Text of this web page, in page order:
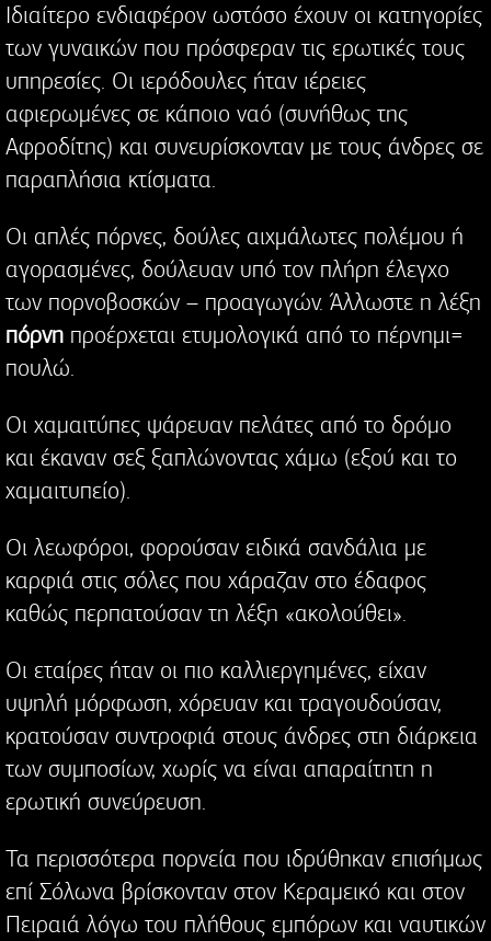
Ιδιαίτερο ενδιαφέρον ωστόσο έχουν οι κατηγορίες
των γυναικών που πρόσφεραν τις ερωτικές τους
υπηρεσίες. Οι ιερόδουλες ήταν ιέρειες
αφιερωμένες σε κάποιο ναό (συνήθως της
Αφροδίτης) και συνευρίσκονταν με τους άνδρες σε
παραπλήσια κτίσματα.
Οι απλές πόρνες, δούλες αιχμάλωτες πολέμου ή
αγορασμένες, δούλευαν υπό τον πλήρη έλεγχο
των πορνοβοσκών – προαγωγών. Άλλωστε η λέξη
πόρνη προέρχεται ετυμολογικά από το πέρνημι=
πουλώ.
Οι χαμαιτύπες ψάρευαν πελάτες από το δρόμο
και έκαναν σεξ ξαπλώνοντας χάμω (εξού και το
χαμαιτυπείο).
Οι λεωφόροι, φορούσαν ειδικά σανδάλια με
καρφιά στις σόλες που χάραζαν στο έδαφος
καθώς περπατούσαν τη λέξη «ακολούθει».
Οι εταίρες ήταν οι πιο καλλιεργημένες, είχαν
υψηλή μόρφωση, χόρευαν και τραγουδούσαν,
κρατούσαν συντροφιά στους άνδρες στη διάρκεια
των συμποσίων, χωρίς να είναι απαραίτητη η
ερωτική συνεύρευση.
Τα περισσότερα πορνεία που ιδρύθηκαν επισήμως
επί Σόλωνα βρίσκονταν στον Κεραμεικό και στον
Πειραιά λόγω του πλήθους εμπόρων και ναυτικών